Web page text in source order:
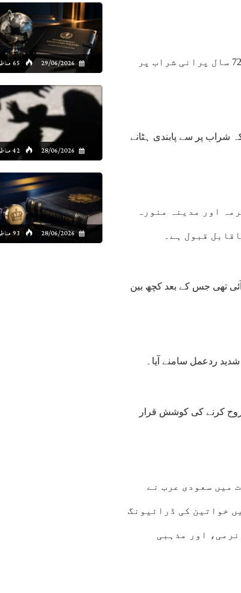
29/06/2026 65 مناظر
28/06/2026 42 مناظر
28/06/2026 93 مناظر
ایک سینئر سعودی اہلکار نے میڈیا کو بتایا کہ فیفا ورلڈ کپ کے دوران 72 سال پرانی شراب پر
شراب پر سے پابندی ہٹانے
اور مدینہ منورہ
قبول ہے۔
تھی جس کے بعد کچھ بین
ردعمل سامنے آیا۔
کرنے کی کوشش قرار
میں سعودی عرب نے
خواتین کی ڈرائیونگ
اور مذہبی
18:00 19:00 20:00